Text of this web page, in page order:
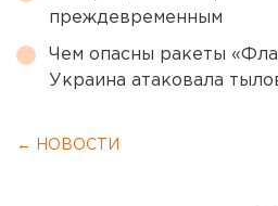
преждевременным
Чем опасны ракеты
Украина атаковала
← НОВОСТИ